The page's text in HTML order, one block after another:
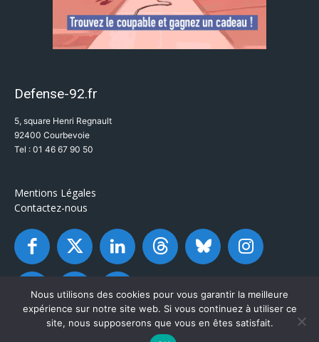
Defense-92.fr
5, square Henri Regnault
92400 Courbevoie
Tel : 01 46 67 90 50
Mentions Légales
Contactez-nous
Nous utilisons des cookies pour vous garantir la meilleure
expérience sur notre site web. Si vous continuez à utiliser ce
site, nous supposerons que vous en êtes satisfait.